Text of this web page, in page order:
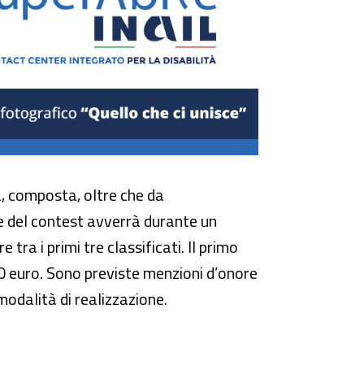
composta, oltre che da
del contest avverrà durante un
tra i primi tre classificati. Il primo
Sono previste menzioni d’onore
di realizzazione.